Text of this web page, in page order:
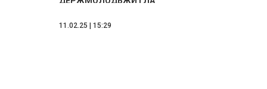
11.02.25 | 15:29